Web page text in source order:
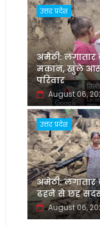
उत्तर प्रदेश
अमेठी: लगातार
मकान, खुले
परिवार
August 06,
उत्तर प्रदेश
अमेठी:
ढहने से छह
August 06,